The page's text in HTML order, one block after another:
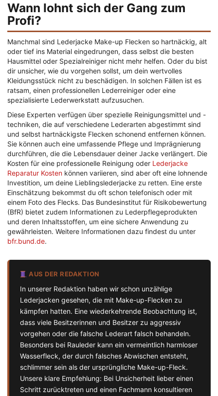
Wann lohnt sich der Gang zum
Profi?
Manchmal sind Lederjacke Make-up Flecken so hartnäckig, alt
oder tief ins Material eingedrungen, dass selbst die besten
Hausmittel oder Spezialreiniger nicht mehr helfen. Oder du bist
dir unsicher, wie du vorgehen sollst, um dein wertvolles
Kleidungsstück nicht zu beschädigen. In solchen Fällen ist es
ratsam, einen professionellen Lederreiniger oder eine
spezialisierte Lederwerkstatt aufzusuchen.
Diese Experten verfügen über spezielle Reinigungsmittel und -
techniken, die auf verschiedene Lederarten abgestimmt sind
und selbst hartnäckigste Flecken schonend entfernen können.
Sie können auch eine umfassende Pflege und Imprägnierung
durchführen, die die Lebensdauer deiner Jacke verlängert. Die
Kosten für eine professionelle Reinigung oder Lederjacke
Reparatur Kosten können variieren, sind aber oft eine lohnende
Investition, um deine Lieblingslederjacke zu retten. Eine erste
Einschätzung bekommst du oft schon telefonisch oder mit
einem Foto des Flecks. Das Bundesinstitut für Risikobewertung
(BfR) bietet zudem Informationen zu Lederpflegeprodukten
und deren Inhaltsstoffen, um eine sichere Anwendung zu
gewährleisten. Weitere Informationen dazu findest du unter
bfr.bund.de.
AUS DER REDAKTION
In unserer Redaktion haben wir schon unzählige
Lederjacken gesehen, die mit Make-up-Flecken zu
kämpfen hatten. Eine wiederkehrende Beobachtung ist,
dass viele Besitzerinnen und Besitzer zu aggressiv
vorgehen oder die falsche Lederart falsch behandeln.
Besonders bei Rauleder kann ein vermeintlich harmloser
Wasserfleck, der durch falsches Abwischen entsteht,
schlimmer sein als der ursprüngliche Make-up-Fleck.
Unsere klare Empfehlung: Bei Unsicherheit lieber einen
Schritt zurücktreten und einen Fachmann konsultieren